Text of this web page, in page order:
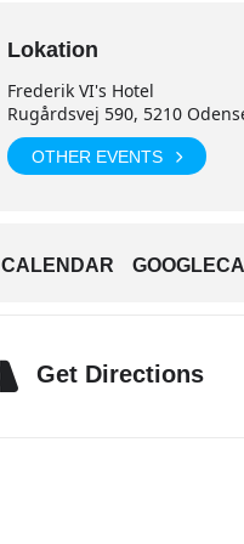
Lokation
Frederik VI's Hotel
Rugårdsvej 590, 5210
OTHER EVENTS
CALENDAR
Get Directions